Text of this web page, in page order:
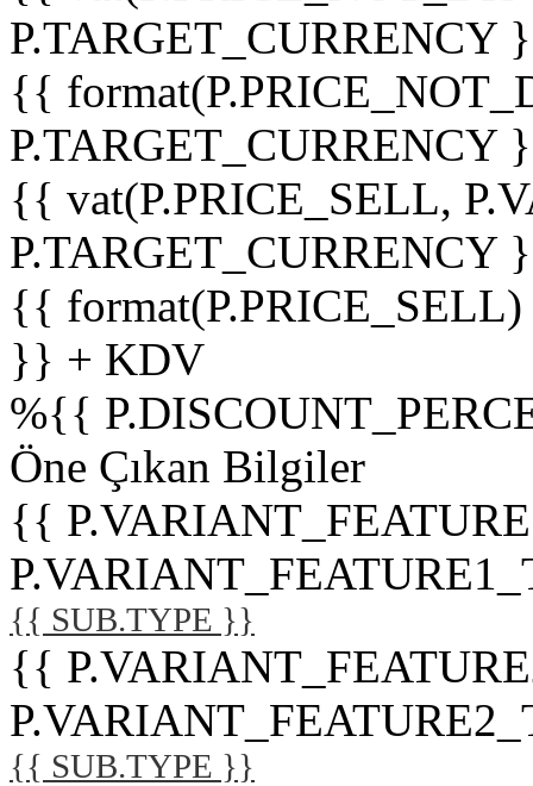
P.TARGET_CURRENCY
{{
P.TARGET_CURRENCY
{{ vat(P.PRICE_SELL,
P.TARGET_CURRENCY
{{
}} + KDV
%{{
Öne Çıkan Bilgiler
{{
{{ SUB.TYPE }}
{{
{{ SUB.TYPE }}